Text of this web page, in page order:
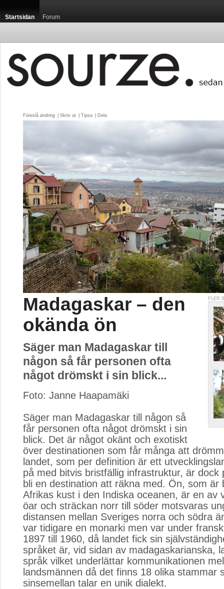
Startsidan Forum
Föreslå ändring Skriv ut Tipsa Dela
FLER
Madagaskar – den
okända ön
Säger man Madagaskar till
någon så får personen ofta
något drömskt i sin blick...
Foto: Janne Haapamäki
Säger man Madagaskar till någon så
får personen ofta något drömskt i sin
blick. Det är något okänt och exotiskt
över destinationen som får många att
landet, som per definition är ett
på med bitvis bristfällig infrastruktur, är dock
bli en destination att räkna med. Ön, som är
Afrikas kust i den Indiska oceanen, är en av
öar och sträckan norr till söder motsvaras
distansen mellan Sveriges norra och södra
var tidigare en monarki men var under
1897 till 1960, då landet fick sin
språket är, vid sidan av madagaskarianska,
språk vilket underlättar kommunikationen
landsmännen då det finns 18 olika stammar
sinsemellan talar en unik dialekt.